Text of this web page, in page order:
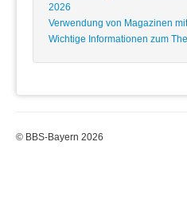
2026
Verwendung von Magazinen
Wichtige Informationen zum
© BBS-Bayern 2026